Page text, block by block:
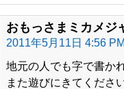
おもっさまミカメジ
2011年5月11日 4:56
地元の人でも字で書か
また遊びにきてくださ